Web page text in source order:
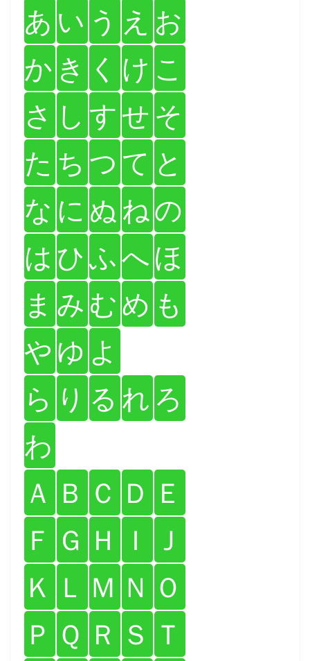
あ い う え お
か き く け こ
さ し すせ そ
た ち つ て と
な に ぬ ねの
は ひふへほ
ま み むめ も
や ゆ よ
ら り る れ ろ
わ
Ａ Ｂ Ｃ Ｄ Ｅ
Ｆ Ｇ Ｈ Ｉ
Ｊ
Ｋ Ｌ Ｍ Ｎ Ｏ
Ｐ Ｑ Ｒ Ｓ Ｔ